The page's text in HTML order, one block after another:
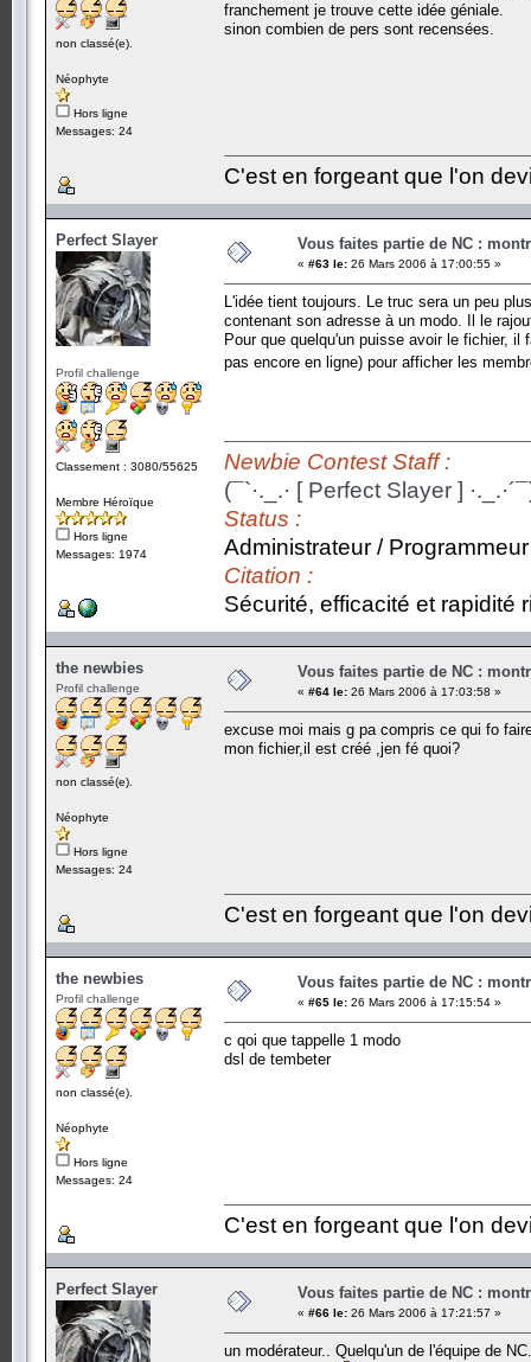
non classé(e).
Néophyte
Hors ligne
Messages: 24
franchement je trouve cette idée géniale.
sinon combien de pers sont recensées.
C'est en forgeant que l'on
Perfect Slayer
Profil challenge
Classement : 3080/55625
Membre Héroïque
Hors ligne
Messages: 1974
Vous faites partie de NC :
« #63 le: 26 Mars 2006 à 17:00:55 »
L'idée tient toujours. Le truc sera un peu
contenant son adresse à un modo. Il le
Pour que quelqu'un puisse avoir le fichier,
pas encore en ligne) pour afficher les
Newbie Contest Staff :
(¯`·._.· [ Perfect Slayer ]
Status :
Administrateur /
Citation :
Sécurité, efficacité et rapidité
the newbies
Profil challenge
non classé(e).
Néophyte
Hors ligne
Messages: 24
Vous faites partie de NC :
« #64 le: 26 Mars 2006 à 17:03:58 »
excuse moi mais g pa compris ce qui fo
mon fichier,il est créé ,jen fé quoi?
C'est en forgeant que l'on
the newbies
Profil challenge
non classé(e).
Néophyte
Hors ligne
Messages: 24
Vous faites partie de NC :
« #65 le: 26 Mars 2006 à 17:15:54 »
c qoi que tappelle 1 modo
dsl de tembeter
C'est en forgeant que l'on
Perfect Slayer Vous faites partie de NC :
« #66 le: 26 Mars 2006 à 17:21:57 »
un modérateur.. Quelqu'un de l'équipe de